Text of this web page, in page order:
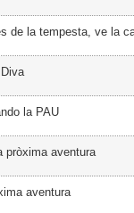
de la tempesta, ve la
la PAU
pròxima aventura
aventura